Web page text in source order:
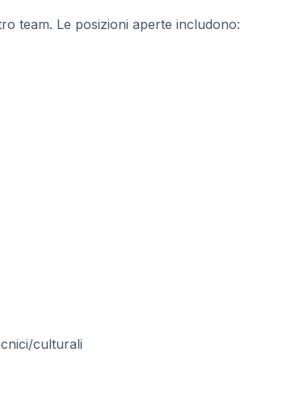
team. Le posizioni aperte includono:
culturali